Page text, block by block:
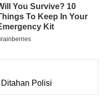
Polisi